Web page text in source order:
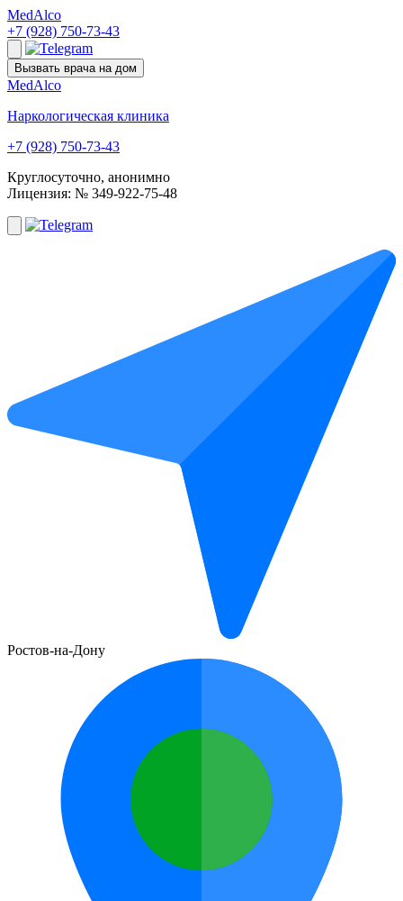
MedAlco
+7 (928) 750-73-43
Вызвать врача на дом
MedAlco
Наркологическая клиника
+7 (928) 750-73-43
Круглосуточно, анонимно
Лицензия: № 349-922-75-48
Ростов-на-Дону